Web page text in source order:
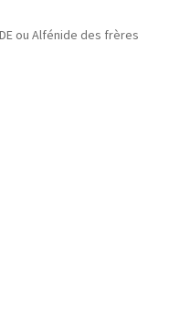
ou Alfénide des frères